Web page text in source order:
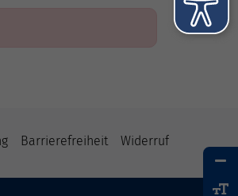
Barrierefreiheit Widerruf